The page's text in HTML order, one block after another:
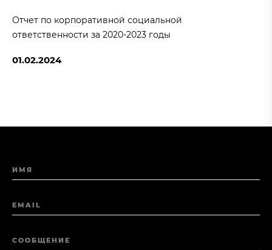
Отчет по корпоративной социальной
ответственности за 2020-2023 годы
01.02.2024
ИМЯ
EMAIL
СООБЩЕНИЕ